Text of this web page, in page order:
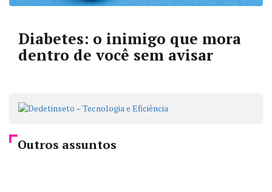
Diabetes: o inimigo que mora
dentro de você sem avisar
Outros assuntos